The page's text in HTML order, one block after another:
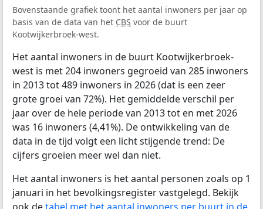
Bovenstaande grafiek toont het aantal inwoners per jaar op
basis van de data van het CBS voor de buurt
Kootwijkerbroek-west.
Het aantal inwoners in de buurt Kootwijkerbroek-
west is met 204 inwoners gegroeid van 285 inwoners
in 2013 tot 489 inwoners in 2026 (dat is een zeer
grote groei van 72%). Het gemiddelde verschil per
jaar over de hele periode van 2013 tot en met 2026
was 16 inwoners (4,41%). De ontwikkeling van de
data in de tijd volgt een licht stijgende trend: De
cijfers groeien meer wel dan niet.
Het aantal inwoners is het aantal personen zoals op 1
januari in het bevolkingsregister vastgelegd. Bekijk
ook detabel met het aantal inwoners per buurt in de